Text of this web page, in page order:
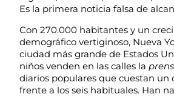
Es la primera noticia falsa de
Con 270.000 habitantes y un
demográfico vertiginoso, Nueva
ciudad más grande de Estados
niños venden en las calles la
diarios populares que cuestan un
frente a los seis habituales. Han